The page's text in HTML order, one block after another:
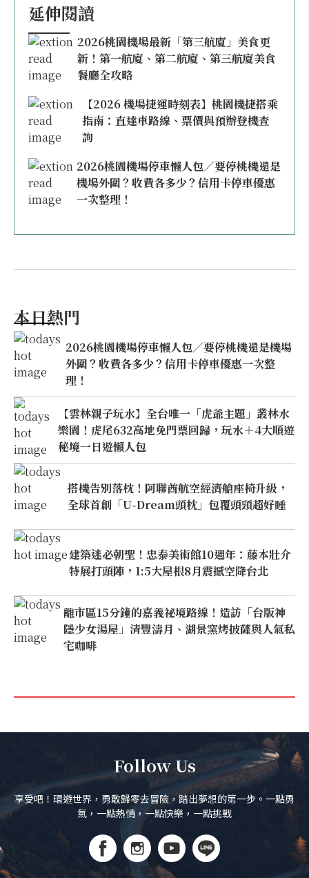
延伸閱讀
2026桃園機場最新「第三航廈」美食更
新！第一航廈、第二航廈、第三航廈美食
餐廳全攻略
【2026 機場捷運時刻表】桃園機捷搭乘
指南：直達車路線、票價與預辦登機查
詢
2026桃園機場停車懶人包／要停桃機還是
機場外圍？收費各多少？信用卡停車優惠
一次整理！
本日熱門
2026桃園機場停車懶人包／要停桃機還是機場
外圍？收費各多少？信用卡停車優惠一次整
理！
【雲林親子玩水】全台唯一「虎爺主題」叢林水
樂園！虎尾632高地免門票回歸，玩水＋4大順遊
秘境一日遊懶人包
搭機告別落枕！阿聯酋航空經濟艙座椅升級，
全球首創「U-Dream頭枕」包覆頭頸超好睡
建築迷必朝聖！忠泰美術館10週年：藤本壯介
特展打頭陣，1:5大屋根8月震撼空降台北
離市區15分鐘的嘉義祕境路線！造訪「台版神
隱少女湯屋」清豐濤月、湖景窯烤披薩與人氣私
宅咖啡
Follow Us
享受吧！環遊世界，勇敢歸零去冒險，踏出夢想的第一步。一點勇
氣，一點熱情，一點快樂，一點挑戰